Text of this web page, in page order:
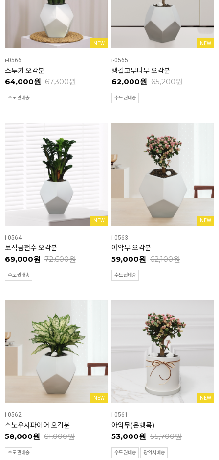
NEW
i-0566
스투키 오각분
64,000원 67,300원
수도권배송
NEW
i-0565
뱅갈고무나무 오각분
62,000원 65,200원
수도권배송
NEW
i-0564
보석금전수 오각분
69,000원 72,600원
수도권배송
NEW
i-0563
아악무 오각분
59,000원 62,100원
수도권배송
NEW
i-0562
스노우사파이어 오각분
58,000원 61,000원
수도권배송
NEW
i-0561
아악무(은행목)
53,000원 55,700원
수도권배송 광역시배송